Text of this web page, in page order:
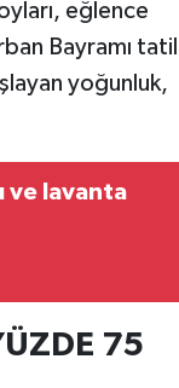
eğlence
Bayramı
yoğunluk,
ve lavanta
75